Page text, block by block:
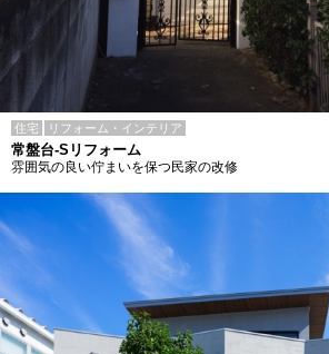
住宅 リフォーム・インテリア
常盤台-Sリフォーム
雰囲気の良い佇まいを保つ民家の改修